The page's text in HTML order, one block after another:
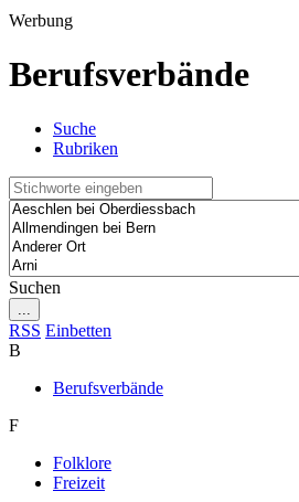
Werbung
Berufsverbände
Suche
Rubriken
Suchen
RSS Einbetten
B
Berufsverbände
F
Folklore
Freizeit